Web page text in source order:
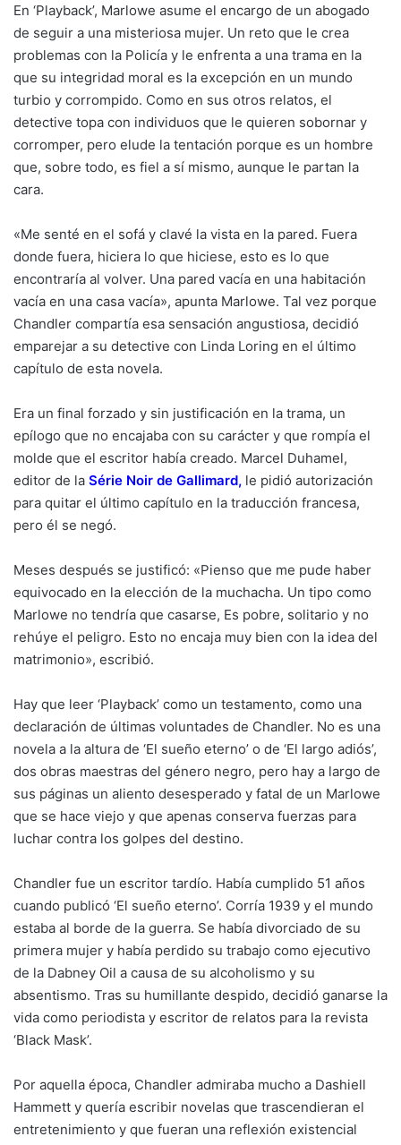
En ‘Playback’, Marlowe asume el encargo de un abogado
de seguir a una misteriosa mujer. Un reto que le crea
problemas con la Policía y le enfrenta a una trama en la
que su integridad moral es la excepción en un mundo
turbio y corrompido. Como en sus otros relatos, el
detective topa con individuos que le quieren sobornar y
corromper, pero elude la tentación porque es un hombre
que, sobre todo, es fiel a sí mismo, aunque le partan la
cara.
«Me senté en el sofá y clavé la vista en la pared. Fuera
donde fuera, hiciera lo que hiciese, esto es lo que
encontraría al volver. Una pared vacía en una habitación
vacía en una casa vacía», apunta Marlowe. Tal vez porque
Chandler compartía esa sensación angustiosa, decidió
emparejar a su detective con Linda Loring en el último
capítulo de esta novela.
Era un final forzado y sin justificación en la trama, un
epílogo que no encajaba con su carácter y que rompía el
molde que el escritor había creado. Marcel Duhamel,
editor de la Série Noir de Gallimard, le pidió autorización
para quitar el último capítulo en la traducción francesa,
pero él se negó.
Meses después se justificó: «Pienso que me pude haber
equivocado en la elección de la muchacha. Un tipo como
Marlowe no tendría que casarse, Es pobre, solitario y no
rehúye el peligro. Esto no encaja muy bien con la idea del
matrimonio», escribió.
Hay que leer ‘Playback’ como un testamento, como una
declaración de últimas voluntades de Chandler. No es una
novela a la altura de ‘El sueño eterno’ o de ‘El largo adiós’,
dos obras maestras del género negro, pero hay a largo de
sus páginas un aliento desesperado y fatal de un Marlowe
que se hace viejo y que apenas conserva fuerzas para
luchar contra los golpes del destino.
Chandler fue un escritor tardío. Había cumplido 51 años
cuando publicó ‘El sueño eterno’. Corría 1939 y el mundo
estaba al borde de la guerra. Se había divorciado de su
primera mujer y había perdido su trabajo como ejecutivo
de la Dabney Oil a causa de su alcoholismo y su
absentismo. Tras su humillante despido, decidió ganarse la
vida como periodista y escritor de relatos para la revista
‘Black Mask’.
Por aquella época, Chandler admiraba mucho a Dashiell
Hammett y quería escribir novelas que trascendieran el
entretenimiento y que fueran una reflexión existencial